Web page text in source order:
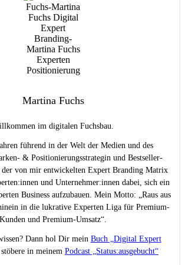
Martina Fuchs
im digitalen Fuchsbau.
führend in der Welt der Medien und des
& Positionierungsstrategin und Bestseller-
von mir entwickelten Expert Branding Matrix
und Unternehmer:innen dabei, sich ein
Business aufzubauen. Mein Motto: „Raus aus
in die lukrative Experten Liga für Premium-
Kunden und Premium-Umsatz“.
Dann hol Dir mein Buch „Digital Expert
in meinem Podcast „Status:ausgebucht“